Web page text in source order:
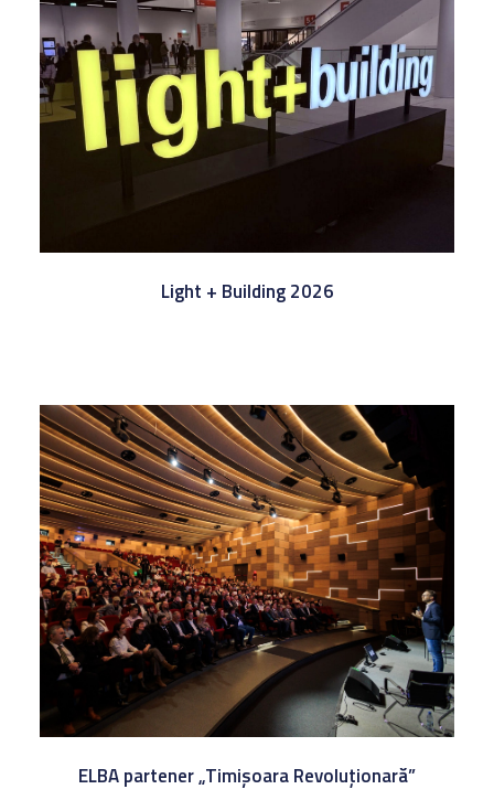
Light + Building 2026
ELBA partener „Timișoara Revoluționară”